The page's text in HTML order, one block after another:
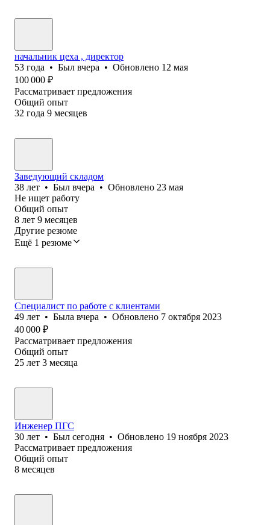
начальник цеха , директор
53 года • Был вчера • Обновлено 12 мая
100 000 ₽
Рассматривает предложения
Общий опыт
32 года 9 месяцев
Заведующий складом
38 лет • Был вчера • Обновлено 23 мая
Не ищет работу
Общий опыт
8 лет 9 месяцев
Другие резюме
Ещё 1 резюме
Специалист по работе с клиентами
49 лет • Была вчера • Обновлено 7 октября 2023
40 000 ₽
Рассматривает предложения
Общий опыт
25 лет 3 месяца
Инженер ПГС
30 лет • Был сегодня • Обновлено 19 ноября 2023
Рассматривает предложения
Общий опыт
8 месяцев